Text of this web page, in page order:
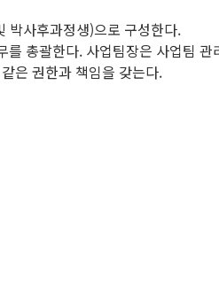
박사후과정생)으로 구성한다.
총괄한다. 사업팀장은 사업팀
은 권한과 책임을 갖는다.